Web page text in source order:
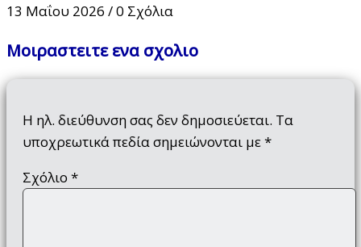
13 Μαΐου 2026 /0 Σχόλια
Μοιραστειτε ενα σχολιο
Η ηλ. διεύθυνση σας δεν δημοσιεύεται. Τα
υποχρεωτικά πεδία σημειώνονται με*
Σχόλιο *